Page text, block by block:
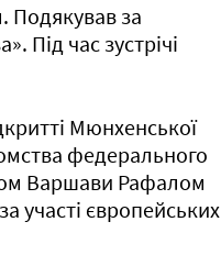
Подякував за
Під час зустрічі
Мюнхенської
федерального
Варшави Рафалом
участі європейських